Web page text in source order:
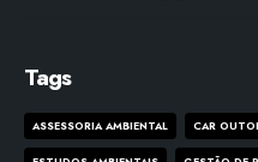
Tags
ASSESSORIA AMBIENTAL CAR